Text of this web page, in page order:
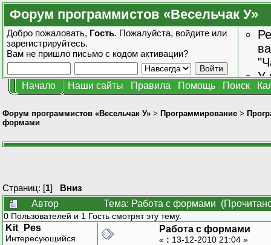
Форум программистов «Весельчак У»
Добро пожаловать, Гость. Пожалуйста, войдите или
зарегистрируйтесь.
Вам не пришло письмо с кодом активации?
У
Начало Наши сайты Правила Помощь Поиск
Форум программистов «Весельчак У» > Программирование >
формами
Страниц: [1] Вниз
Автор
Тема: Работа с формами
0 Пользователей и 1 Гость смотрят эту тему.
Kit_Pes
Интересующийся
Работа с формами
« : 13-12-2010 21:04 »